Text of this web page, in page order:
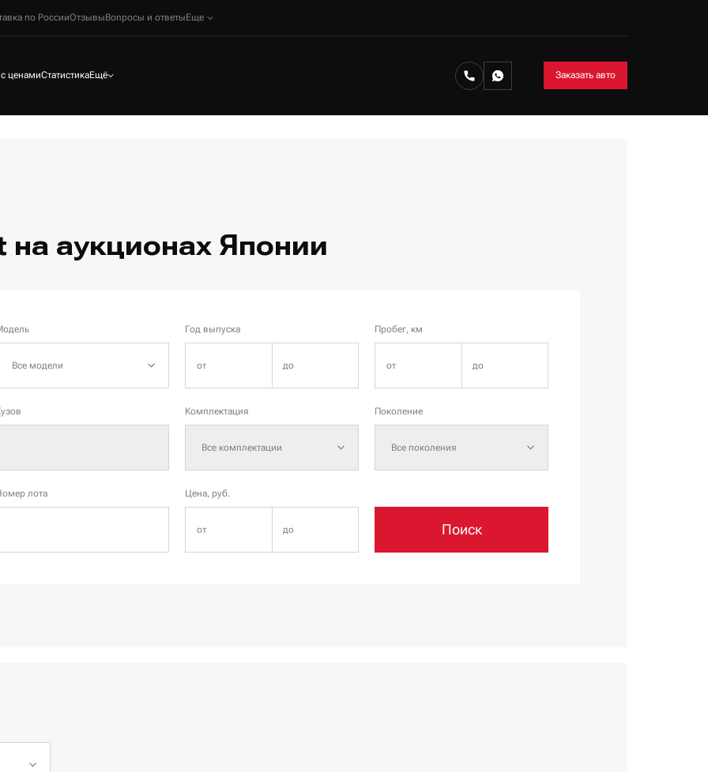
по РоссииОтзывыВопросы и ответыЕще
с ценамиСтатистикаЕщё Заказать авто
аукционах Японии
Все модели
Год выпуска Пробег, км
Комплектация
Все комплектации
Поколение
Все поколения
лота Цена, руб.
Поиск